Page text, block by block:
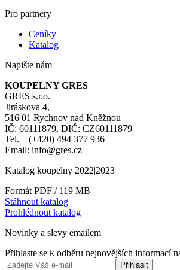
Pro partnery
Ceníky
Katalog
Napište nám
KOUPELNY GRES
GRES s.r.o.
Jiráskova 4,
516 01 Rychnov nad Kněžnou
IČ: 60111879, DIČ: CZ60111879
Tel. (+420) 494 377 936
Email: info@gres.cz
Katalog koupelny 2022|2023
Formát PDF / 119 MB
Stáhnout katalog
Prohlédnout katalog
Novinky a slevy emailem
Přihlaste se k odběru nejnovějších informací
Přihlásit